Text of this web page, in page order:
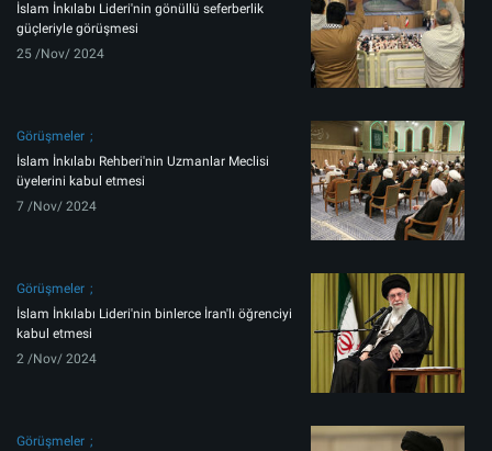
İslam İnkılabı Lideri'nin gönüllü seferberlik
güçleriyle görüşmesi
25 /Nov/ 2024
Görüşmeler
İslam İnkılabı Rehberi'nin Uzmanlar Meclisi
üyelerini kabul etmesi
7 /Nov/ 2024
Görüşmeler
İslam İnkılabı Lideri'nin binlerce İran'lı öğrenciyi
kabul etmesi
2 /Nov/ 2024
Görüşmeler